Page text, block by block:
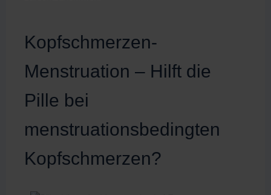
Kopfschmerzen-
Menstruation – Hilft die
Pille bei
menstruationsbedingten
Kopfschmerzen?